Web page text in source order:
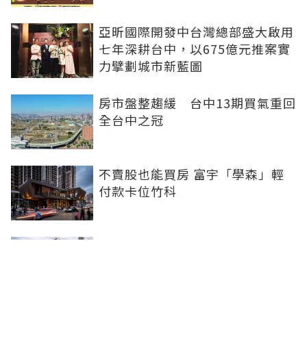
亞昕國際開發中台灣總部盛大啟用
七年深耕台中，以675億元推案實
力擘劃城市新藍圖
房市盤整趨緩 台中13期買氣重回
全台中之冠
不賣股也能買房 富宇「學森」輕
付款卡位竹科